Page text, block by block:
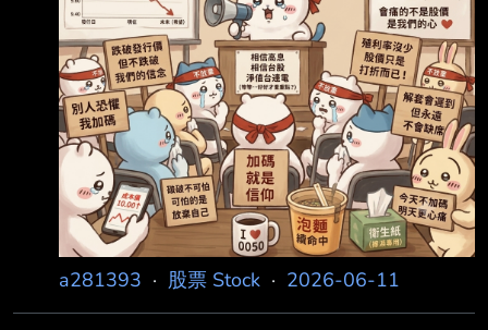
盪進一步下探至8.89元，股價呈現重挫破發，到
10點10分成交量20萬 張成交量，為
a281393 · 股票 Stock · 2026-06-11